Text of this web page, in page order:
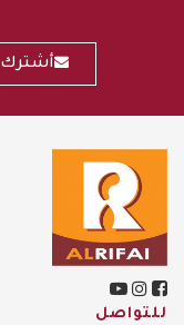
أشترك
للتواصل